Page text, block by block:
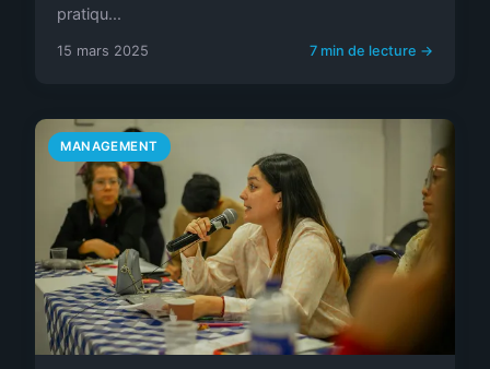
pratiqu...
15 mars 2025 7 min de lecture →
MANAGEMENT